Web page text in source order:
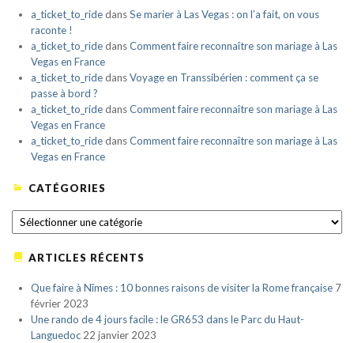
a_ticket_to_ridedansSe marier à Las Vegas : on l’a fait, on vous
raconte !
a_ticket_to_ridedansComment faire reconnaître son mariage à Las
Vegas en France
a_ticket_to_ridedansVoyage en Transsibérien : comment ça se
passe à bord ?
a_ticket_to_ridedansComment faire reconnaître son mariage à Las
Vegas en France
a_ticket_to_ridedansComment faire reconnaître son mariage à Las
Vegas en France
CATÉGORIES
CATÉGORIES
ARTICLES RÉCENTS
Que faire à Nîmes : 10 bonnes raisons de visiter la Rome française 7
février 2023
Une rando de 4 jours facile : le GR653 dans le Parc du Haut-
Languedoc 22 janvier 2023